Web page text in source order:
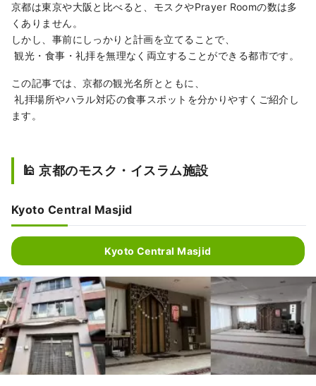
京都は東京や大阪と比べると、モスクやPrayer Roomの数は多
くありません。
しかし、事前にしっかりと計画を立てることで、
観光・食事・礼拝を無理なく両立することができる都市です。
この記事では、京都の観光名所とともに、
礼拝場所やハラル対応の食事スポットを分かりやすくご紹介し
ます。
🕌 京都のモスク・イスラム施設
Kyoto Central Masjid
Kyoto Central Masjid